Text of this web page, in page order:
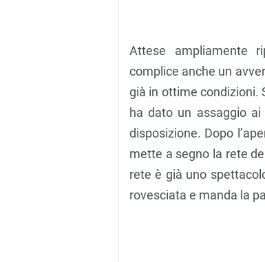
Attese ampliamente
complice anche un
già in ottime condizioni.
ha dato un assaggio
disposizione. Dopo
mette a segno la rete
rete è già uno
rovesciata e manda la